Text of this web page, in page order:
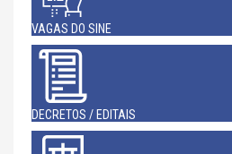
VAGAS DO SINE
DECRETOS / EDITAIS